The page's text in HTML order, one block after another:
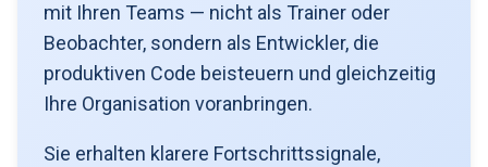
mit Ihren Teams — nicht als Trainer oder
Beobachter, sondern als Entwickler, die
produktiven Code beisteuern und gleichzeitig
Ihre Organisation voranbringen.
Sie erhalten klarere Fortschrittssignale,